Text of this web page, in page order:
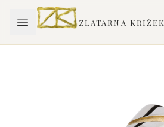
ZLATARNA KRIŽEK